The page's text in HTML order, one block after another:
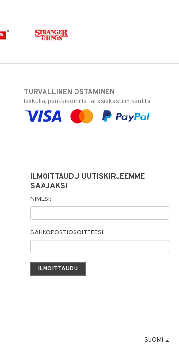
TURVALLINEN OSTAMINEN
laskulla, pankkikortilla tai asiakastilin kautta
ILMOITTAUDU UUTISKIRJEEMME
SAAJAKSI
NIMESI:
SÄHKÖPOSTIOSOITTEESI:
SUOMI